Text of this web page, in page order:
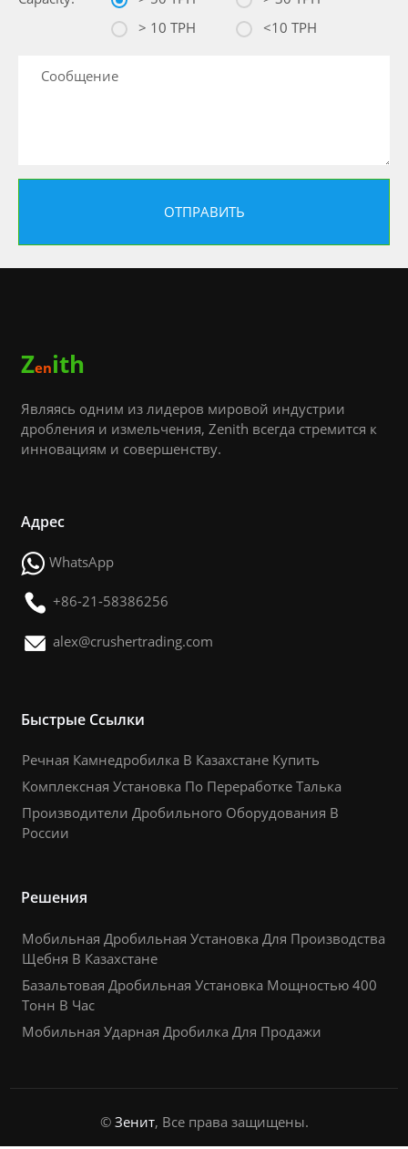
> 10 TPH
<10 TPH
Zenith
Являясь одним из лидеров мировой индустрии
дробления и измельчения, Zenith всегда стремится к
инновациям и совершенству.
Адрес
WhatsApp
+86-21-58386256
alex@crushertrading.com
Быстрые Ссылки
Речная Камнедробилка В Казахстане Купить
Комплексная Установка По Переработке Талька
Производители Дробильного Оборудования В
России
Решения
Мобильная Дробильная Установка Для Производства
Щебня В Казахстане
Базальтовая Дробильная Установка Мощностью 400
Тонн В Час
Мобильная Ударная Дробилка Для Продажи
© Зенит, Все права защищены.